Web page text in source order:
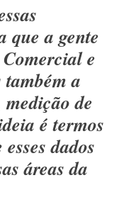
que a gente
e
a
de
é termos
dados
áreas da